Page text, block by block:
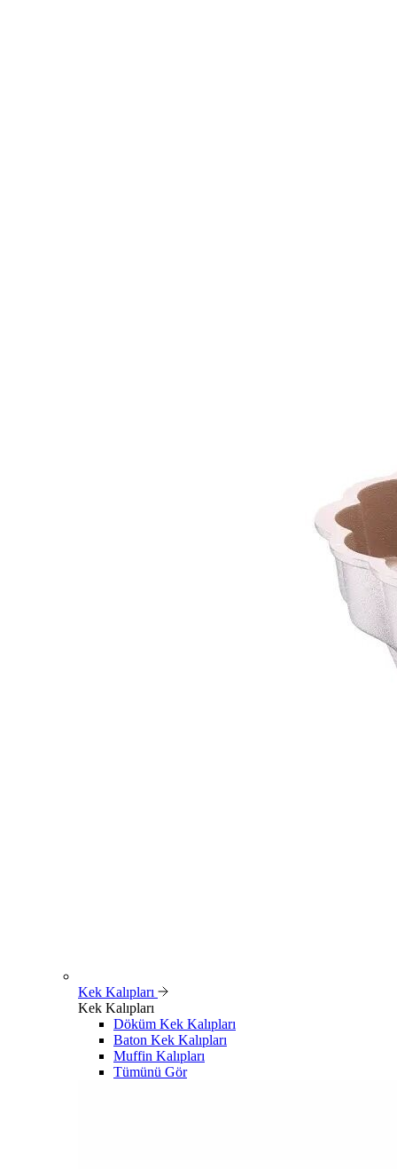
Kek Kalıpları
Kek Kalıpları
Döküm Kek Kalıpları
Baton Kek Kalıpları
Muffin Kalıpları
Tümünü Gör